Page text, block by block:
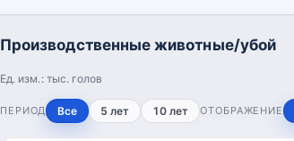
Производственные животные/убой
Ед. изм.: тыс. голов
ПЕРИОД Все 5 лет 10 лет ОТОБРАЖЕНИЕ